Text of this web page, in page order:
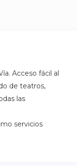
Acceso fácil al
de teatros,
las
servicios